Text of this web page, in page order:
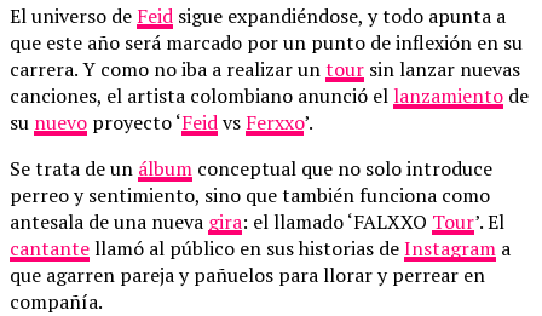
El universo de Feid sigue expandiéndose, y todo apunta a
que este año será marcado por un punto de inflexión en su
carrera. Y como no iba a realizar untour sin lanzar nuevas
canciones, el artista colombiano anunció ellanzamiento de
su nuevo proyecto ‘Feidvs Ferxxo’.
Se trata de un álbum conceptual que no solo introduce
perreo y sentimiento, sino que también funciona como
antesala de una nueva gira: el llamado ‘FALXXO Tour’. El
cantantellamó al público en sus historias deInstagram a
que agarren pareja y pañuelos para llorar y perrear en
compañía.